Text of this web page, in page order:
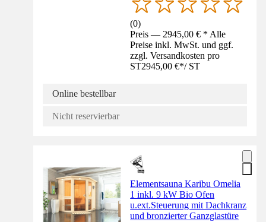
(0)
Preis — 2945,00 € * Alle
Preise inkl. MwSt. und ggf.
zzgl. Versandkosten pro
ST2945,00 €*/ ST
Online bestellbar
Nicht reservierbar
Elementsauna Karibu Omelia
1 inkl. 9 kW Bio Ofen
u.ext.Steuerung mit Dachkranz
und bronzierter Ganzglastüre